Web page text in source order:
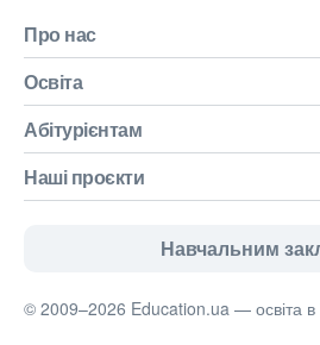
Про нас
Освіта
Абітурієнтам
Наші проєкти
Навчальним
© 2009–2026 Education.ua — освіта в